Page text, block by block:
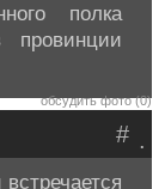
полка
обсудить фото (0)
.
#